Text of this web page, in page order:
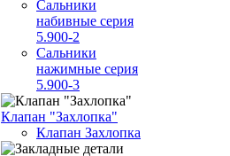
Сальники
набивные серия
5.900-2
Сальники
нажимные серия
5.900-3
Клапан "Захлопка"
Клапан Захлопка